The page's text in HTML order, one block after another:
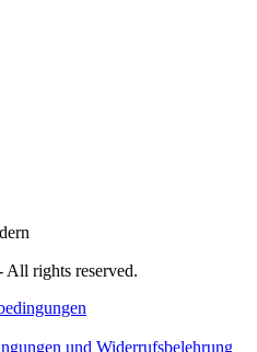
All rights reserved.
und Widerrufsbelehrung